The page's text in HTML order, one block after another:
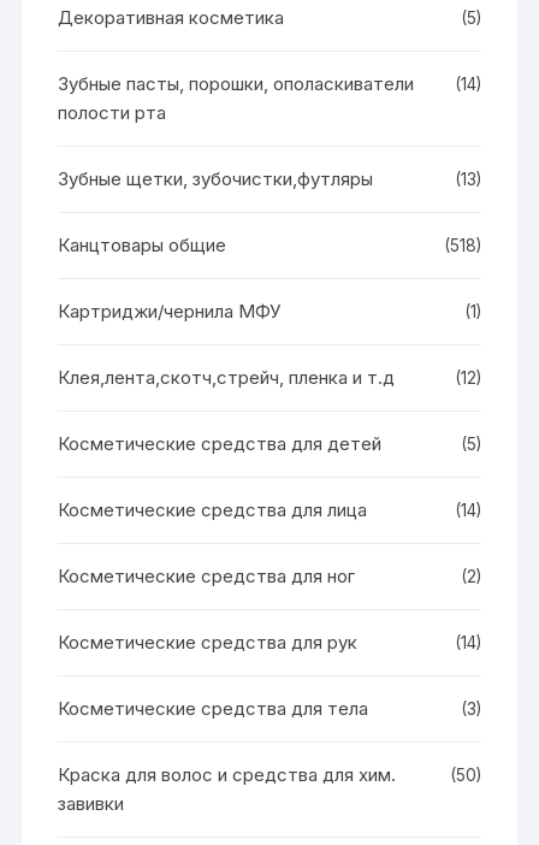
Декоративная косметика (5)
Зубные пасты, порошки, ополаскиватели
полости рта
(14)
Зубные щетки, зубочистки,футляры (13)
Канцтовары общие (518)
Картриджи/чернила МФУ (1)
Клея,лента,скотч,стрейч, пленка и т.д (12)
Косметические средства для детей (5)
Косметические средства для лица (14)
Косметические средства для ног (2)
Косметические средства для рук (14)
Косметические средства для тела (3)
Краска для волос и средства для хим.
завивки
(50)